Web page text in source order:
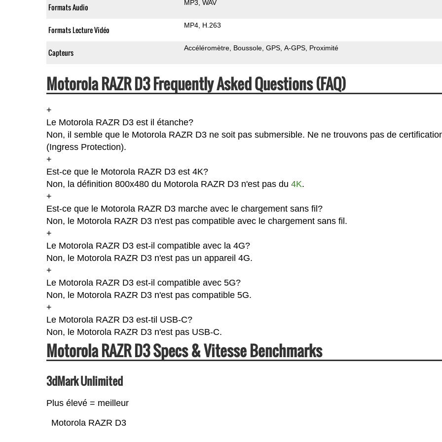
Formats Audio MP3 WAV
Formats Lecture Vidéo MP4 H.263
Capteurs Accéléromètre Boussole GPS A-GPS Proximité
Motorola RAZR D3 Frequently Asked Questions (FAQ)
+
Le Motorola RAZR D3 est il étanche?
Non, il semble que le Motorola RAZR D3 ne soit pas submersible. Ne ne trouvons pas de
(Ingress Protection).
+
Est-ce que le Motorola RAZR D3 est 4K?
Non, la définition 800x480 du Motorola RAZR D3 n'est pas du 4K.
+
Est-ce que le Motorola RAZR D3 marche avec le chargement sans fil?
Non, le Motorola RAZR D3 n'est pas compatible avec le chargement sans fil.
+
Le Motorola RAZR D3 est-il compatible avec la 4G?
Non, le Motorola RAZR D3 n'est pas un appareil 4G.
+
Le Motorola RAZR D3 est-il compatible avec 5G?
Non, le Motorola RAZR D3 n'est pas compatible 5G.
+
Le Motorola RAZR D3 est-til USB-C?
Non, le Motorola RAZR D3 n'est pas USB-C.
Motorola RAZR D3 Specs & Vitesse Benchmarks
3dMark Unlimited
Plus élevé = meilleur
Motorola RAZR D3